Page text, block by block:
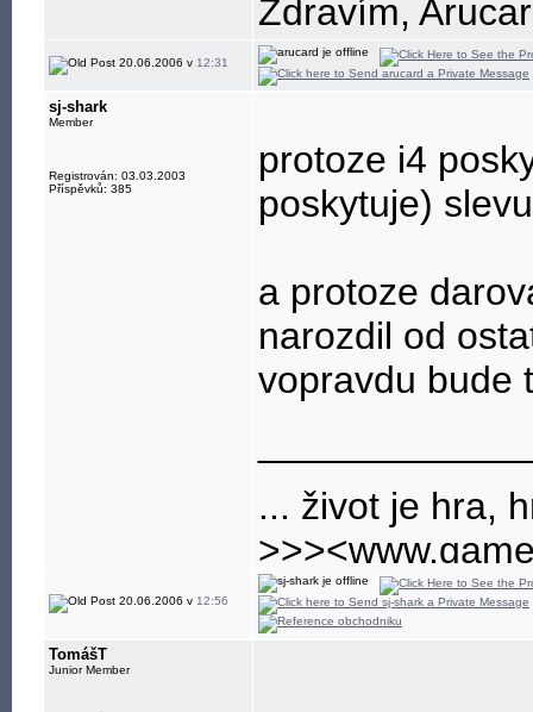
Zdravím,
20.06.2006 v 12:31
sj-shark
Member
Registrován: 03.03.2003
Příspěvků: 385
protoze i4
poskytuje)
a protoze
narozdil od
vopravdu bude
... život je hra,
nejlepsi a
20.06.2006 v 12:56
TomášT
Junior Member